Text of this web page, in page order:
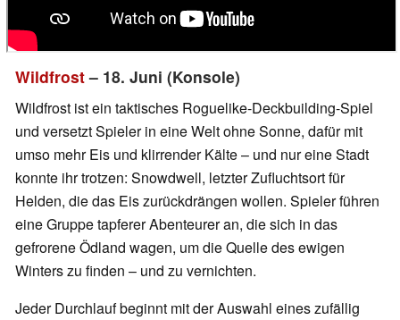
Wildfrost– 18. Juni (Konsole)
Wildfrost ist ein taktisches Roguelike-Deckbuilding-Spiel
und versetzt Spieler in eine Welt ohne Sonne, dafür mit
umso mehr Eis und klirrender Kälte – und nur eine Stadt
konnte ihr trotzen: Snowdwell, letzter Zufluchtsort für
Helden, die das Eis zurückdrängen wollen. Spieler führen
eine Gruppe tapferer Abenteurer an, die sich in das
gefrorene Ödland wagen, um die Quelle des ewigen
Winters zu finden – und zu vernichten.
Jeder Durchlauf beginnt mit der Auswahl eines zufällig